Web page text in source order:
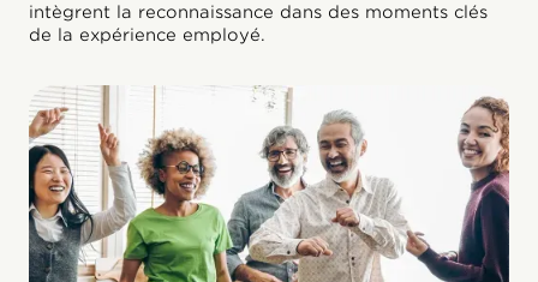
intègrent la reconnaissance dans des moments clés
de la expérience employé.